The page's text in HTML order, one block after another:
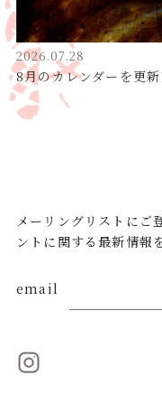
2026.07.28
8月のカレンダーを更
メーリングリストにご
ントに関する最新情報
email